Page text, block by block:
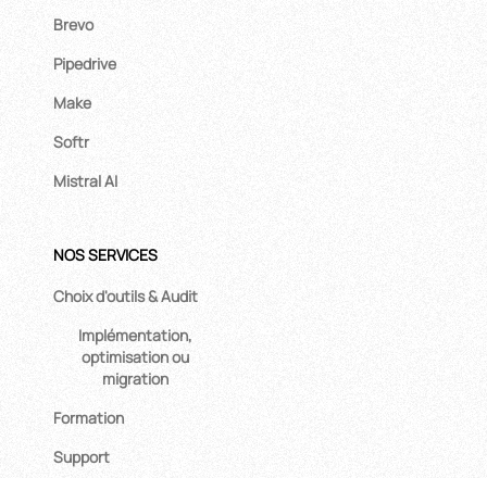
Brevo
Pipedrive
Make
Softr
Mistral AI
NOS SERVICES
Choix d'outils & Audit
Implémentation,
optimisation ou
migration
Formation
Support